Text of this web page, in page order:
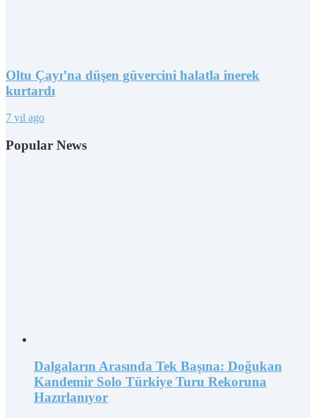
Oltu Çayı’na düşen güvercini halatla inerek
kurtardı
7 yıl ago
Popular News
Dalgaların Arasında Tek Başına: Doğukan
Kandemir Solo Türkiye Turu Rekoruna
Hazırlanıyor